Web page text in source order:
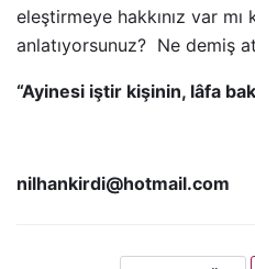
eleştirmeye hakkınız var mı
anlatıyorsunuz? Ne demiş
“Ayinesi iştir kişinin, lâfa
nilhankirdi@hotmail.com